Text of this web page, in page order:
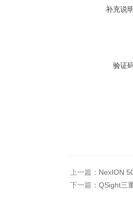
补充说
验证
上一篇： NexION
下一篇： QSight三